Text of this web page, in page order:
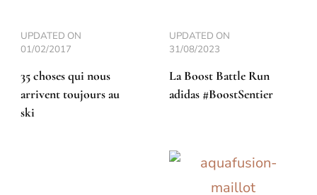
UPDATED ON
01/02/2017
35 choses qui nous
arrivent toujours au
ski
UPDATED ON
31/08/2023
La Boost Battle Run
adidas #BoostSentier